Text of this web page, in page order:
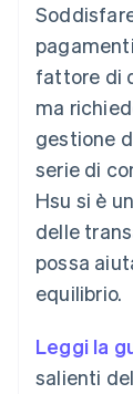
Atlas
Climate
Verifica
Stripe
fattore di
ma
gestione
serie di
Hsu si è
delle
possa
equilibrio.
Leggi la
salienti